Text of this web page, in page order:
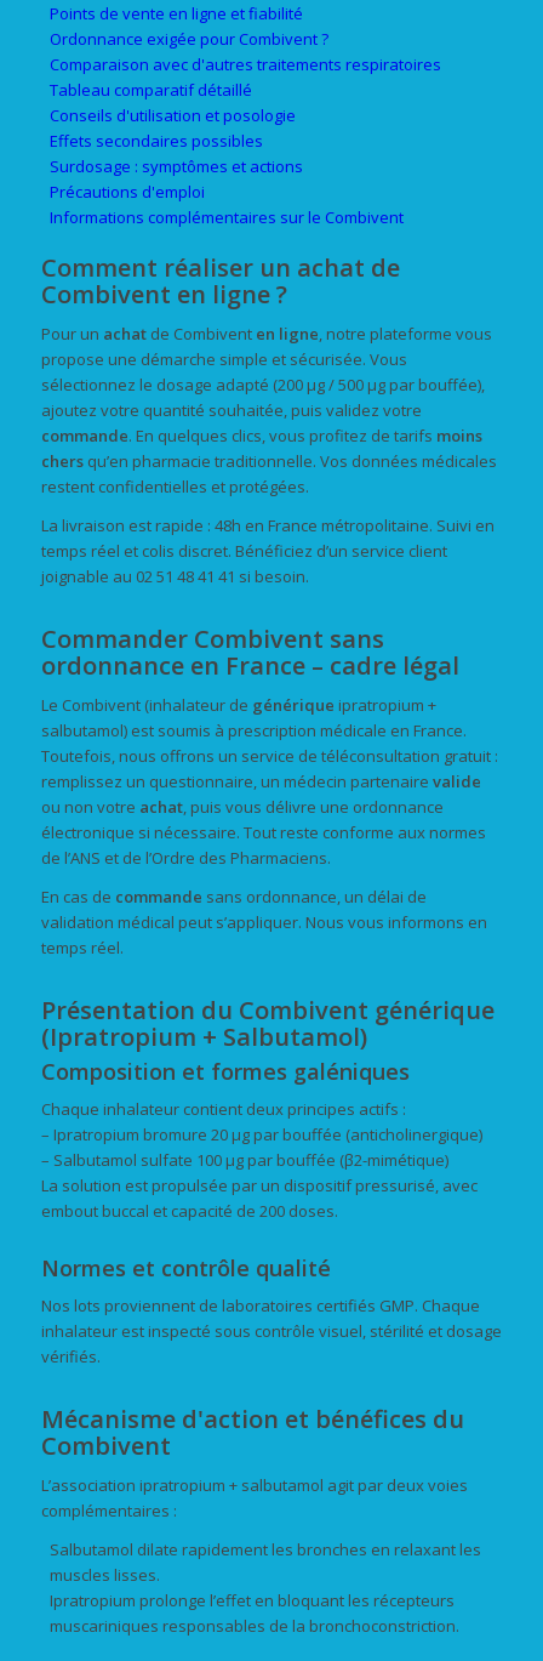
Points de vente en ligne et fiabilité
Ordonnance exigée pour Combivent ?
Comparaison avec d'autres traitements respiratoires
Tableau comparatif détaillé
Conseils d'utilisation et posologie
Effets secondaires possibles
Surdosage : symptômes et actions
Précautions d'emploi
Informations complémentaires sur le Combivent
Comment réaliser un achat de
Combivent en ligne ?
Pour un achatde Combivent en ligne, notre plateforme vous
propose une démarche simple et sécurisée. Vous
sélectionnez le dosage adapté (200 µg / 500 µg par bouffée),
ajoutez votre quantité souhaitée, puis validez votre
commande. En quelques clics, vous profitez de tarifs moins
chersqu’en pharmacie traditionnelle. Vos données médicales
restent confidentielles et protégées.
La livraison est rapide : 48h en France métropolitaine. Suivi en
temps réel et colis discret. Bénéficiez d’un service client
joignable au 02 51 48 41 41 si besoin.
Commander Combivent sans
ordonnance en France – cadre légal
Le Combivent (inhalateur de générique ipratropium +
salbutamol) est soumis à prescription médicale en France.
Toutefois, nous offrons un service de téléconsultation gratuit :
remplissez un questionnaire, un médecin partenaire valide
ou non votre achat, puis vous délivre une ordonnance
électronique si nécessaire. Tout reste conforme aux normes
de l’ANS et de l’Ordre des Pharmaciens.
En cas de commande sans ordonnance, un délai de
validation médical peut s’appliquer. Nous vous informons en
temps réel.
Présentation du Combivent générique
(Ipratropium + Salbutamol)
Composition et formes galéniques
Chaque inhalateur contient deux principes actifs :
– Ipratropium bromure 20 µg par bouffée (anticholinergique)
– Salbutamol sulfate 100 µg par bouffée (β2-mimétique)
La solution est propulsée par un dispositif pressurisé, avec
embout buccal et capacité de 200 doses.
Normes et contrôle qualité
Nos lots proviennent de laboratoires certifiés GMP. Chaque
inhalateur est inspecté sous contrôle visuel, stérilité et dosage
vérifiés.
Mécanisme d'action et bénéfices du
Combivent
L’association ipratropium + salbutamol agit par deux voies
complémentaires :
Salbutamol dilate rapidement les bronches en relaxant les
muscles lisses.
Ipratropium prolonge l’effet en bloquant les récepteurs
muscariniques responsables de la bronchoconstriction.